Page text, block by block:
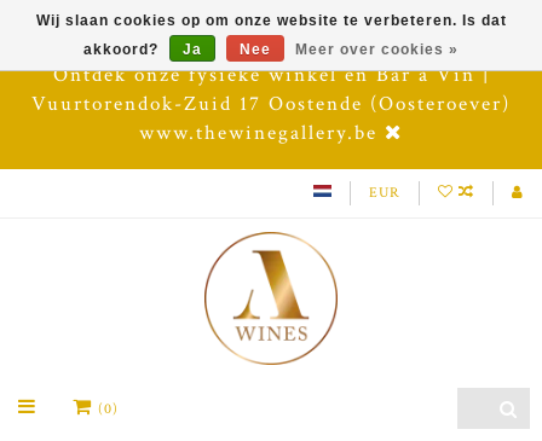
Ontdek onze fysieke winkel en Bar à Vin |
Vuurtorendok-Zuid 17 Oostende (Oosteroever)
www.thewinegallery.be
EUR
(0)
Wij slaan cookies op om onze website te verbeteren. Is dat
akkoord?
Ja Nee Meer over cookies »